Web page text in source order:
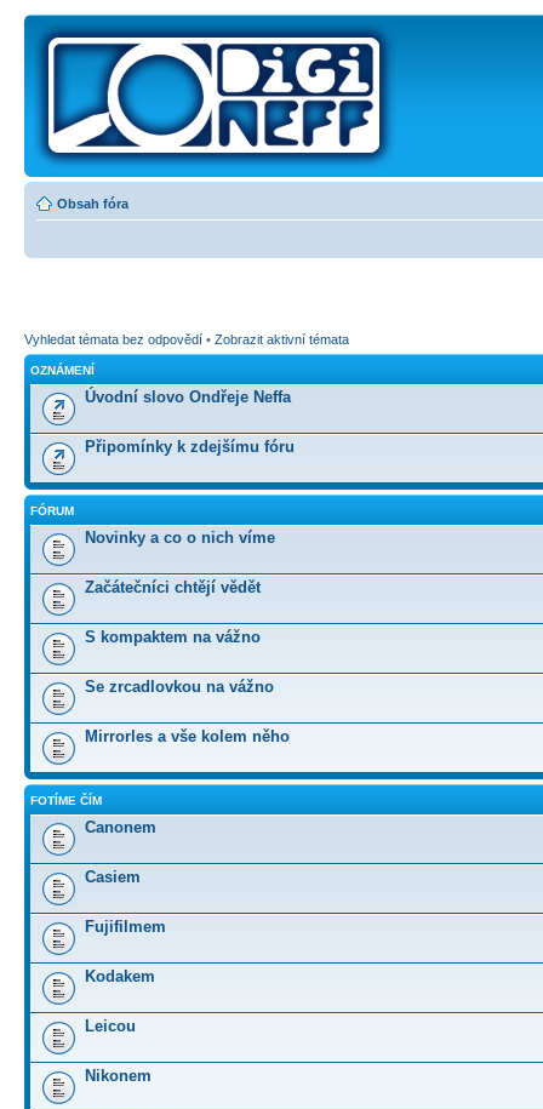
Obsah fóra
Vyhledat témata bez odpovědí • Zobrazit aktivní témata
OZNÁMENÍ
Úvodní slovo Ondřeje Neffa
Připomínky k zdejšímu fóru
FÓRUM
Novinky a co o nich víme
Začátečníci chtějí vědět
S kompaktem na vážno
Se zrcadlovkou na vážno
Mirrorles a vše kolem něho
FOTÍME ČÍM
Canonem
Casiem
Fujifilmem
Kodakem
Leicou
Nikonem